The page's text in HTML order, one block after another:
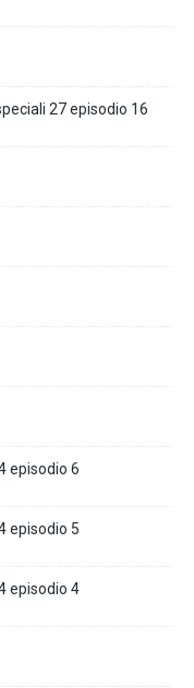
27 episodio 16
episodio 6
episodio 5
episodio 4